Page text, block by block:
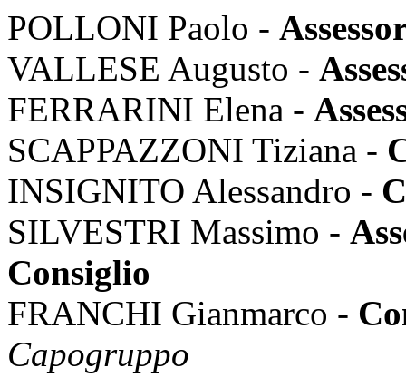
POLLONI Paolo -
VALLESE Augusto -
FERRARINI Elena -
SCAPPAZZONI Tiziana -
INSIGNITO Alessandro -
SILVESTRI Massimo -
Consiglio
FRANCHI Gianmarco -
Capogruppo